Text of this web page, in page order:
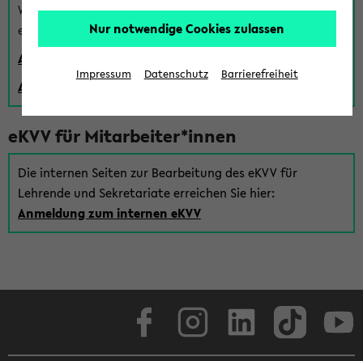
Wenn Sie (noch) kein Uni Login haben, können Sie das
eKVV auch über einen Gastzugang verwenden:
Anmeldung über einen vorhandenen Gastzugang
Anlegen eines neuen Gastzugangs
eKVV für Mitarbeiter*innen
Die internen Seiten zur Bearbeitung des eKVV für
Lehrende und Sekretariate erreichen Sie hier:
Anmeldung zum internen eKVV
Nur notwendige Cookies zulassen
Impressum Datenschutz Barrierefreiheit